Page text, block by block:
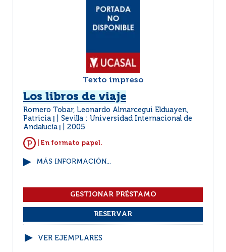
Texto impreso
Los libros de viaje
Romero Tobar, Leonardo Almarcegui Elduayen,
Patricia
Sevilla : Universidad Internacional de
Andalucía
2005
| En formato papel.
MÁS INFORMACIÓN...
VER EJEMPLARES